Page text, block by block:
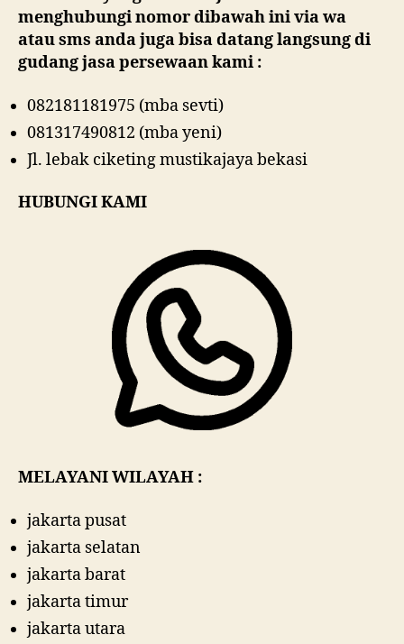
menghubungi nomor dibawah ini via wa
atau sms anda juga bisa datang langsung di
gudang jasa persewaan kami :
082181181975 (mba sevti)
081317490812 (mba yeni)
Jl. lebak ciketing mustikajaya bekasi
HUBUNGI KAMI
MELAYANI WILAYAH :
jakarta pusat
jakarta selatan
jakarta barat
jakarta timur
jakarta utara